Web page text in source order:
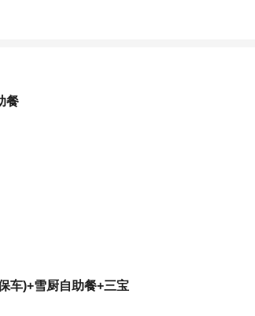
餐
车)+雪厨自助餐+三宝